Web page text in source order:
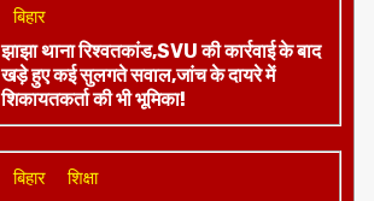
बिहार
झाझा थाना रिश्वतकांड,SVU की कार्रवाई के बाद
खड़े हुए कई सुलगते सवाल,जांच के दायरे में
शिकायतकर्ता की भी भूमिका!
बिहार शिक्षा